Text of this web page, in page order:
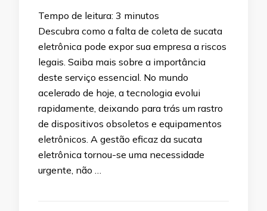
Tempo de leitura: 3 minutos
Descubra como a falta de coleta de sucata
eletrônica pode expor sua empresa a riscos
legais. Saiba mais sobre a importância
deste serviço essencial. No mundo
acelerado de hoje, a tecnologia evolui
rapidamente, deixando para trás um rastro
de dispositivos obsoletos e equipamentos
eletrônicos. A gestão eficaz da sucata
eletrônica tornou-se uma necessidade
urgente, não …